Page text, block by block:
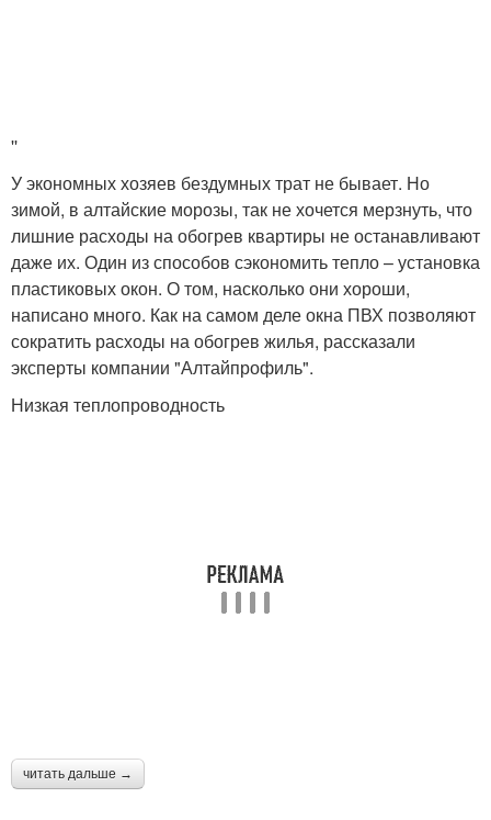
''
У экономных хозяев бездумных трат не бывает. Но
зимой, в алтайские морозы, так не хочется мерзнуть, что
лишние расходы на обогрев квартиры не останавливают
даже их. Один из способов сэкономить тепло – установка
пластиковых окон. О том, насколько они хороши,
написано много. Как на самом деле окна ПВХ позволяют
сократить расходы на обогрев жилья, рассказали
эксперты компании "Алтайпрофиль".
Низкая теплопроводность
читать дальше →